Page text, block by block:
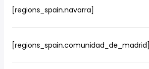
[regions_spain.navarra]
[regions_spain.comunidad_de_madrid]